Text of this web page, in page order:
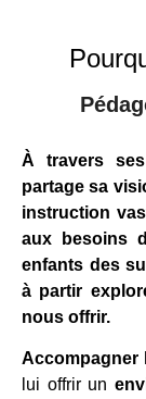
À travers
partage sa
instruction
aux besoins
enfants des
à partir
nous offrir.
Accompagner
lui offrir un